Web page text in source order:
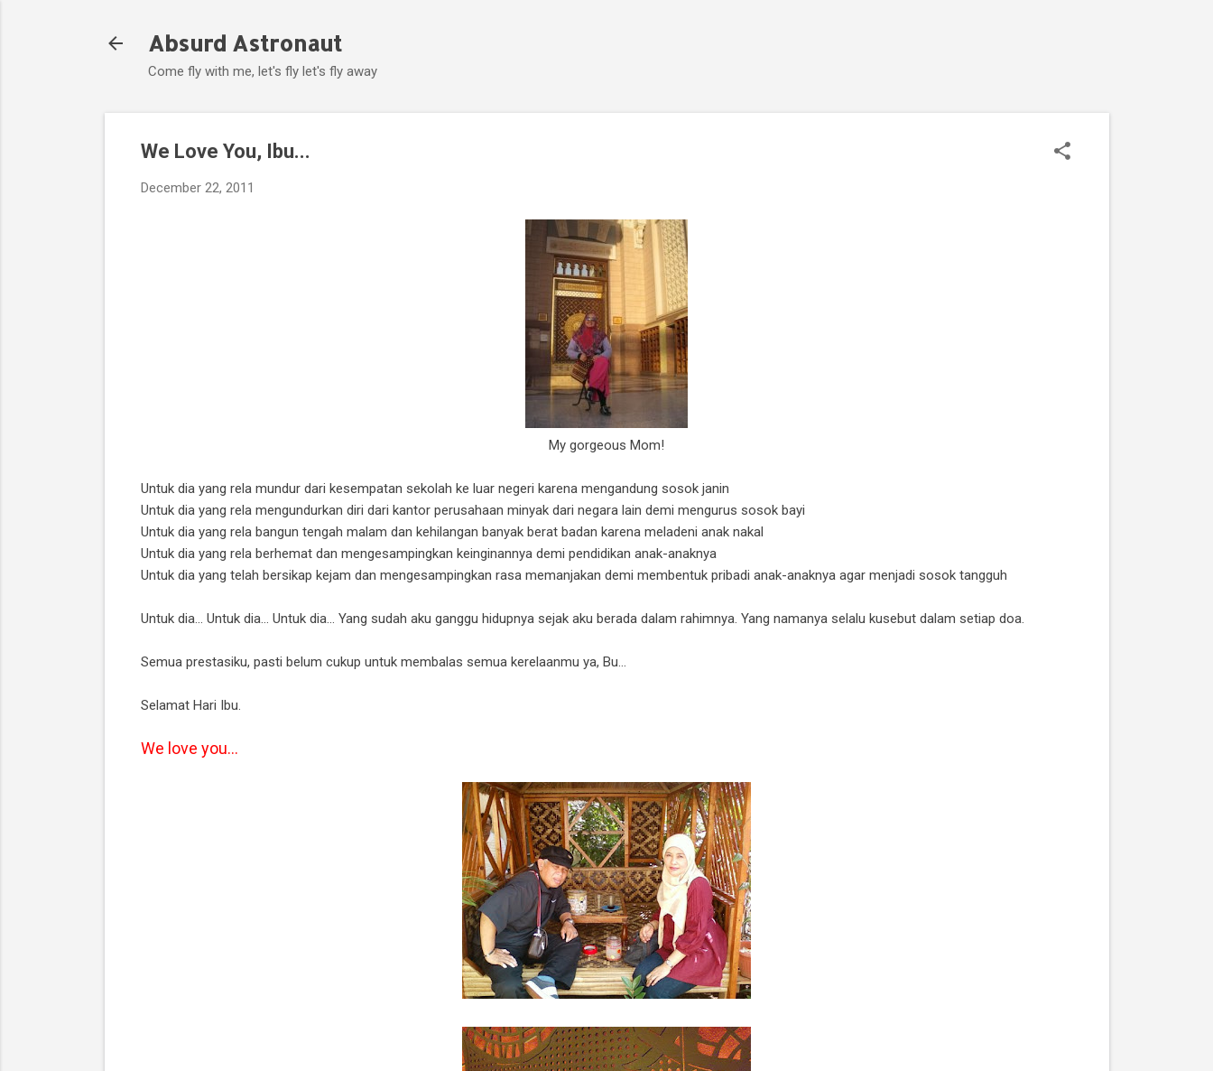
Absurd Astronaut
Come fly with me, let's fly let's fly away
We Love You, Ibu...
December 22, 2011
My gorgeous Mom!
Untuk dia yang rela mundur dari kesempatan sekolah ke luar negeri karena mengandung sosok janin
Untuk dia yang rela mengundurkan diri dari kantor perusahaan minyak dari negara lain demi mengurus sosok bayi
Untuk dia yang rela bangun tengah malam dan kehilangan banyak berat badan karena meladeni anak nakal
Untuk dia yang rela berhemat dan mengesampingkan keinginannya demi pendidikan anak-anaknya
Untuk dia yang telah bersikap kejam dan mengesampingkan rasa memanjakan demi membentuk pribadi anak-anaknya agar menjadi sosok tangguh
Untuk dia... Untuk dia... Untuk dia... Yang sudah aku ganggu hidupnya sejak aku berada dalam rahimnya. Yang namanya selalu kusebut dalam setiap doa.
Semua prestasiku, pasti belum cukup untuk membalas semua kerelaanmu ya, Bu...
Selamat Hari Ibu.
We love you...